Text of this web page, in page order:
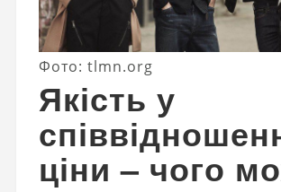
Фото: tlmn.org
Якість у
ціни – чого